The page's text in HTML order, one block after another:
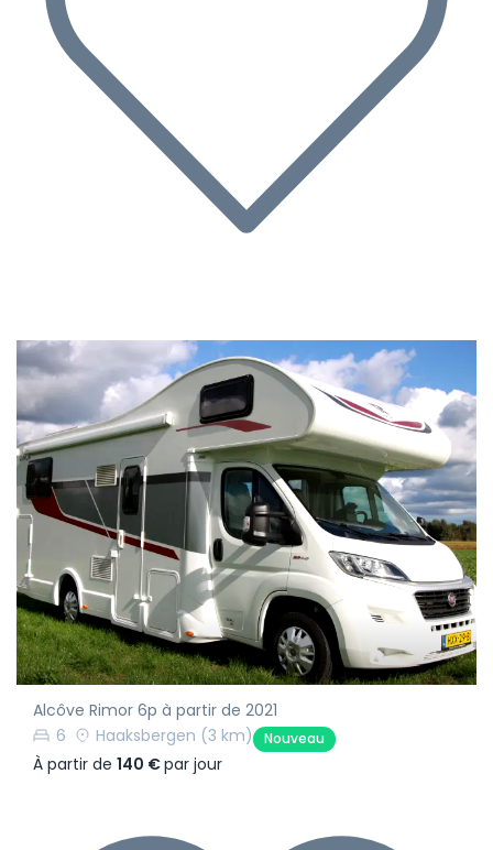
Alcôve Rimor 6p à partir de 2021
6
Haaksbergen (3 km) Nouveau
À partir de 140 €par jour